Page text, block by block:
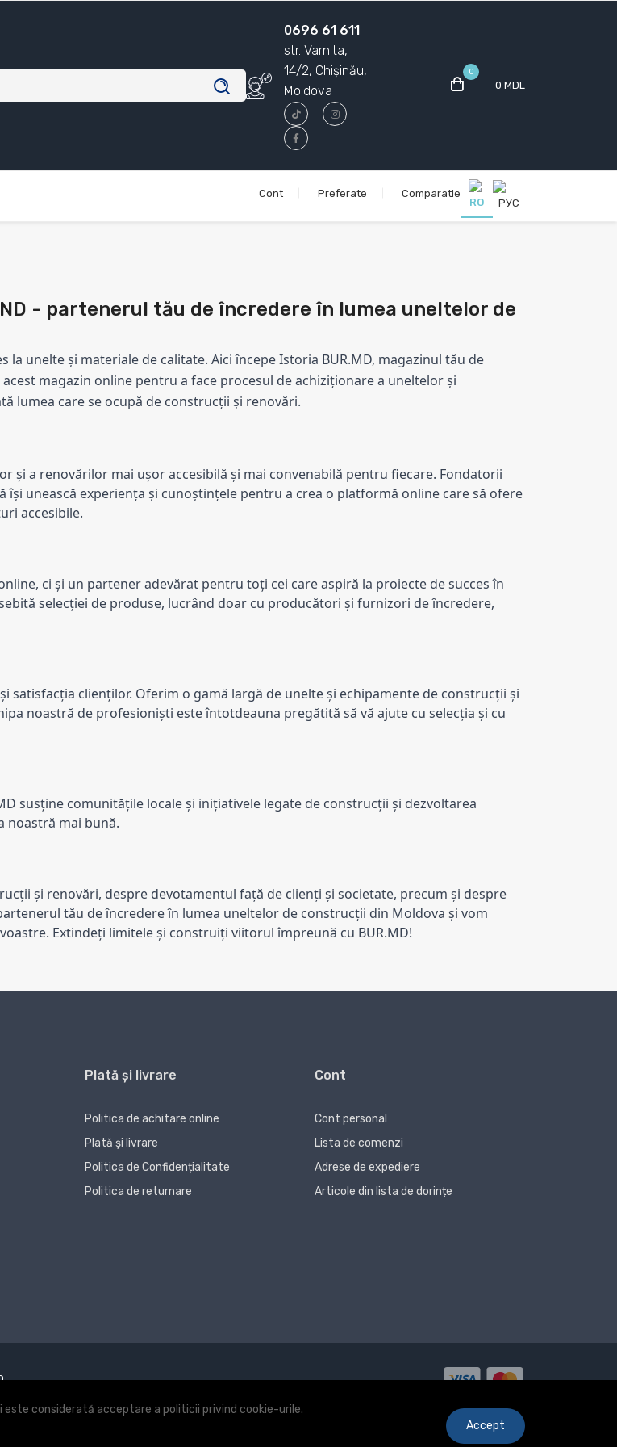
0696 61 611
str. Varnita,
14/2, Chișinău,
Moldova
0
0 MDL
Cont Preferate Comparatie
- partenerul tău de încredere în lumea uneltelor de
la unelte și materiale de calitate. Aici începe Istoria BUR.MD, magazinul tău de
magazin online pentru a face procesul de achiziționare a uneltelor și
lumea care se ocupă de construcții și renovări.
și a renovărilor mai ușor accesibilă și mai convenabilă pentru fiecare. Fondatorii
unească experiența și cunoștințele pentru a crea o platformă online care să ofere
accesibile.
ci și un partener adevărat pentru toți cei care aspiră la proiecte de succes în
selecției de produse, lucrând doar cu producători și furnizori de încredere,
satisfacția clienților. Oferim o gamă largă de unelte și echipamente de construcții și
noastră de profesioniști este întotdeauna pregătită să vă ajute cu selecția și cu
susține comunitățile locale și inițiativele legate de construcții și dezvoltarea
noastră mai bună.
și renovări, despre devotamentul față de clienți și societate, precum și despre
tău de încredere în lumea uneltelor de construcții din Moldova și vom
Extindeți limitele și construiți viitorul împreună cu BUR.MD!
considerată acceptare a politicii privind cookie-urile.
Accept
Plată și livrare
Politica de achitare online
Plată și livrare
Politica de Confidențialitate
Politica de returnare
Cont
Cont personal
Lista de comenzi
Adrese de expediere
Articole din lista de dorințe